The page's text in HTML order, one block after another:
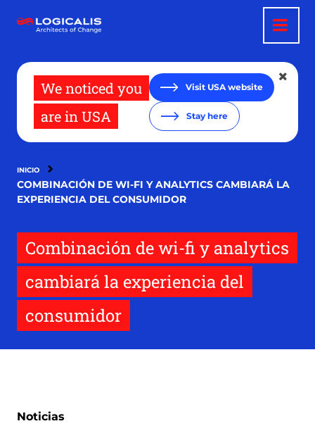
contenido
We noticed you
are in USA
Visit USA website
Stay here
INICIO
COMBINACIÓN DE WI-FI Y ANALYTICS CAMBIARÁ LA
EXPERIENCIA DEL CONSUMIDOR
Combinación de wi-fi y analytics
cambiará la experiencia del
consumidor
Noticias